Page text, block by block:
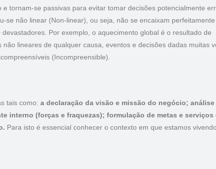
tornam-se passivas para evitar tomar decisões potencialmente
se não linear (Non-linear), ou seja, não se encaixam perfeitamente
Por exemplo, o aquecimento global é o resultado de
lineares de qualquer causa, eventos e decisões dadas muitas
(Incompreensible).
tais como: a declaração da visão e missão do negócio; análise
interno (forças e fraquezas); formulação de metas e serviços
Para isto é essencial conhecer o contexto em que estamos